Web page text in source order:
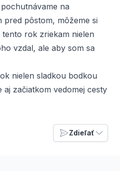
na
pred pôstom, môžeme si
rok zriekam nielen
vzdal, ale aby som sa
nielen sladkou bodkou
začiatkom vedomej cesty
Zdieľať